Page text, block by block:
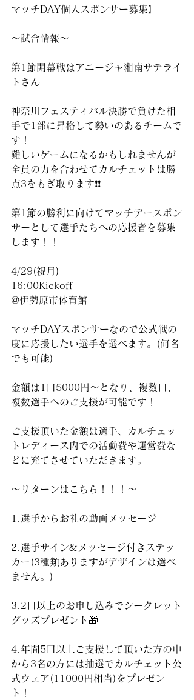
マッチDAY個人スポンサー募集】
〜試合情報〜
第1節開幕戦はアニージャ湘南サテライ
トさん
神奈川フェスティバル決勝で負けた相
手で1部に昇格して勢いのあるチームで
す！
難しいゲームになるかもしれませんが
全員の力を合わせてカルチェットは勝
点3をもぎ取ります❗️❗️
第1節の勝利に向けてマッチデースポン
サーとして選手たちへの応援者を募集
します！！
4/29(祝月)
16:00Kickoff
@伊勢原市体育館
マッチDAYスポンサーなので公式戦の
度に応援したい選手を選べます。(何名
でも可能)
金額は1口5000円〜となり、複数口、
複数選手へのご支援が可能です！
ご支援頂いた金額は選手、カルチェッ
トレディース内での活動費や運営費な
どに充てさせていただきます。
〜リターンはこちら！！！〜
1.選手からお礼の動画メッセージ
2.選手サイン&メッセージ付きステッ
カー(3種類ありますがデザインは選べ
ません。)
3.2口以上のお申し込みでシークレット
グッズプレゼント🎁
4.年間5口以上ご支援して頂いた方の中
から3名の方には抽選でカルチェット公
式ウェア(11000円相当)をプレゼン
ト！